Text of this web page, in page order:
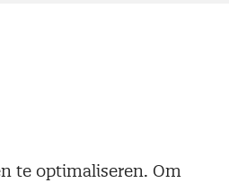
te optimaliseren. Om